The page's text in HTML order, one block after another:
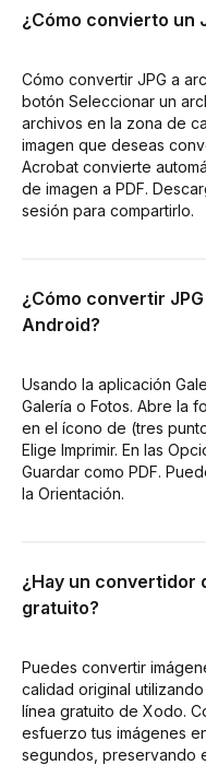
¿Cómo convierto un
Cómo convertir JPG a
botón Seleccionar un
archivos en la zona de
imagen que deseas
Acrobat convierte
de imagen a PDF.
sesión para compartirlo.
¿Cómo convertir JPG
Android?
Usando la aplicación
Galería o Fotos. Abre la
en el ícono de (tres
Elige Imprimir. En las
Guardar como PDF.
la Orientación.
¿Hay un convertidor
gratuito?
Puedes convertir
calidad original
línea gratuito de Xodo.
esfuerzo tus imágenes
segundos, preservando